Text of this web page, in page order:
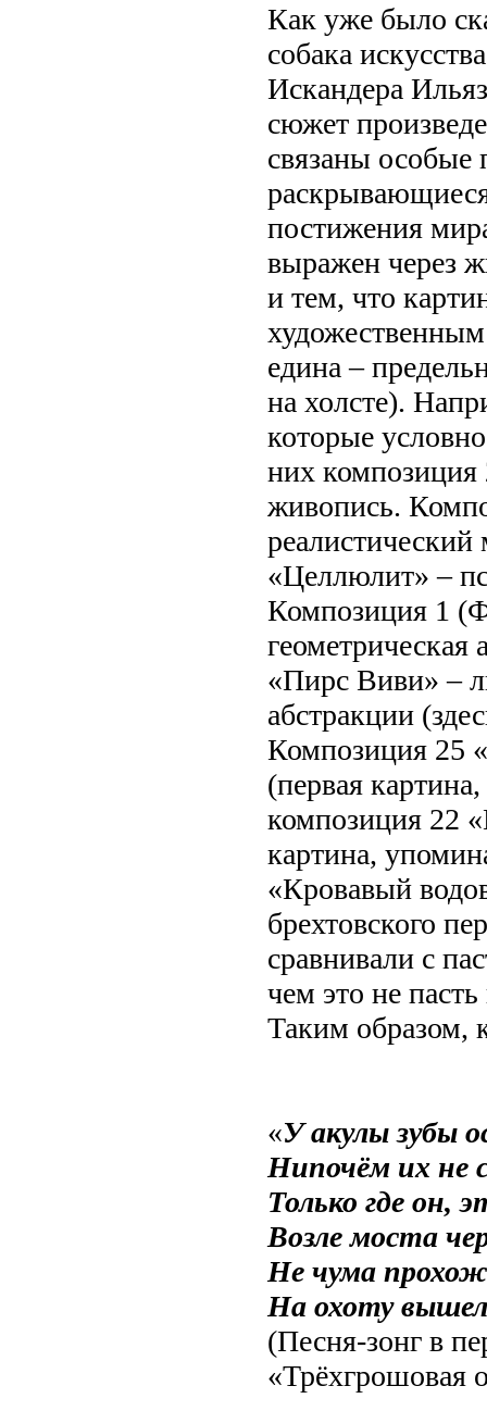
Как уже было
собака
Искандера
сюжет
связаны особые
постижения
выражен через
и тем, что
едина –
на холсте).
которые
них композиция
живопись.
«Целлюлит» –
Композиция 1
«Пирс Виви» –
абстракции
Композиция 25
(первая
композиция 22
картина,
«Кровавый
брехтовского
сравнивали с
чем это не
Таким образом,
«У акулы зубы
Нипочём их не
Только где он,
Возле моста
Не чума
На охоту
(Песня-зонг в
«Трёхгрошовая